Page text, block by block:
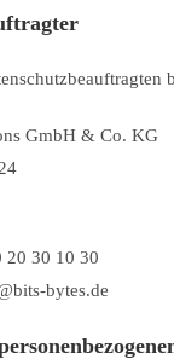
GmbH & Co. KG
20 30 10 30
bytes.de